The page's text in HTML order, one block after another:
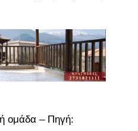
ομάδα – Πηγή: